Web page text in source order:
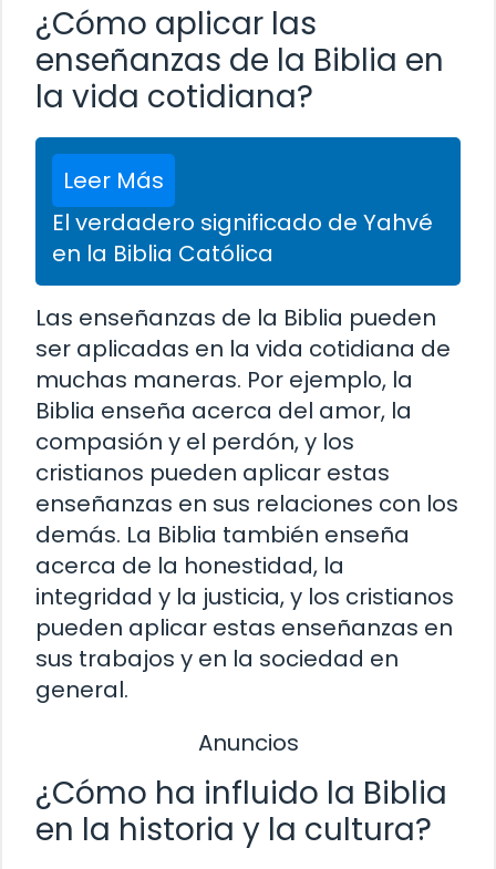
¿Cómo aplicar las
enseñanzas de la Biblia en
la vida cotidiana?
Leer Más
El verdadero significado de Yahvé
en la Biblia Católica
Las enseñanzas de la Biblia pueden
ser aplicadas en la vida cotidiana de
muchas maneras. Por ejemplo, la
Biblia enseña acerca del amor, la
compasión y el perdón, y los
cristianos pueden aplicar estas
enseñanzas en sus relaciones con los
demás. La Biblia también enseña
acerca de la honestidad, la
integridad y la justicia, y los cristianos
pueden aplicar estas enseñanzas en
sus trabajos y en la sociedad en
general.
Anuncios
¿Cómo ha influido la Biblia
en la historia y la cultura?